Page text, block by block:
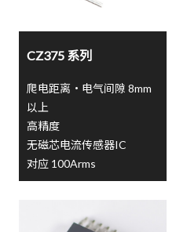
CZ375 系列
爬电距离・电气间隙 8mm
以上
高精度
无磁芯电流传感器IC
对应 100Arms